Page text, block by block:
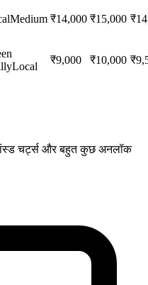
Medium ₹14,000 ₹15,000 ₹
Local
₹9,000 ₹10,000 ₹
चर्ट्स और बहुत कुछ अनलॉक